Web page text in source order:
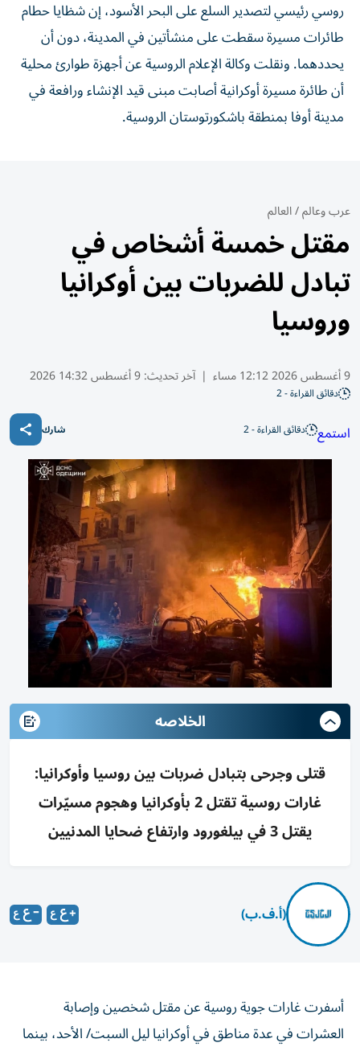
روسي رئيسي ‌لتصدير السلع على البحر الأسود، إن شظايا حطام
طائرات مسيرة سقطت على ‌منشأتين في ‌المدينة، دون ⁠أن
يحددهما. ونقلت وكالة الإعلام ‌الروسية عن أجهزة طوارئ محلية
أن طائرة مسيرة أوكرانية أصابت ⁠مبنى قيد الإنشاء ورافعة في
مدينة أوفا بمنطقة باشكورتوستان الروسية.
عرب وعالم/العالم
مقتل خمسة أشخاص في
تبادل للضربات بين أوكرانيا
وروسيا
9 أغسطس 2026 12:12 مساء | آخر تحديث:9 أغسطس 14:32 2026
دقائق القراءة - 2
استمع دقائق القراءة - 2 شارك
الخلاصه
قتلى وجرحى بتبادل ضربات بين روسيا وأوكرانيا:
غارات روسية تقتل 2 بأوكرانيا وهجوم مسيّرات
يقتل 3 في بيلغورود وارتفاع ضحايا المدنيين
(أ.ف.ب)
أسفرت غارات جوية روسية عن مقتل شخصين وإصابة
العشرات في عدة مناطق في أوكرانيا ليل السبت/ الأحد، بينما